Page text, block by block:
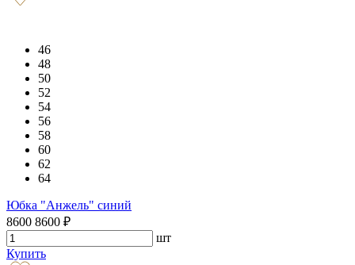
46
48
50
52
54
56
58
60
62
64
Юбка "Анжель" синий
8600 8600 ₽
шт
Купить